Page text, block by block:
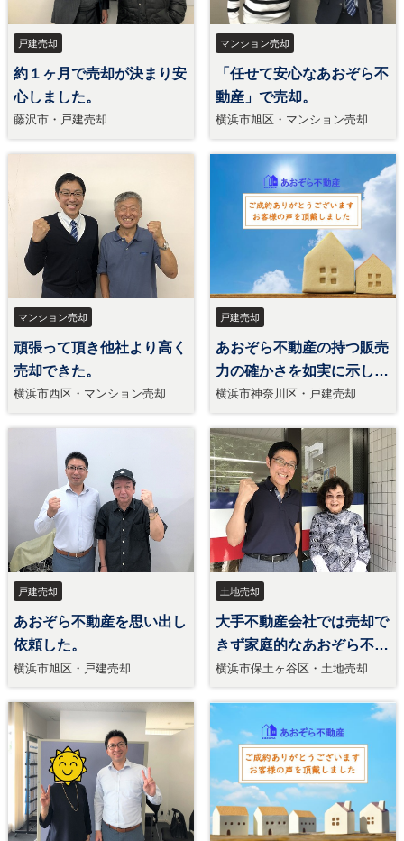
戸建売却
約１ヶ月で売却が決まり安
心しました。
藤沢市・戸建売却
マンション売却
「任せて安心なあおぞら不
動産」で売却。
横浜市旭区・マンション売却
マンション売却
頑張って頂き他社より高く
売却できた。
横浜市西区・マンション売却
戸建売却
あおぞら不動産の持つ販売
力の確かさを如実に示して
おり、結果に満足
横浜市神奈川区・戸建売却
戸建売却
あおぞら不動産を思い出し
依頼した。
横浜市旭区・戸建売却
土地売却
大手不動産会社では売却で
きず家庭的なあおぞら不動
産へ依頼した。
横浜市保土ヶ谷区・土地売却